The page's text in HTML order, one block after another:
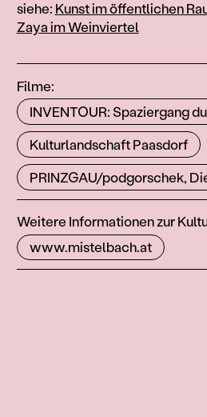
siehe: Kunst im öffentlichen
Zaya im Weinviertel
Filme:
Kulturlandschaft Paasdorf
Weitere Informationen zur
www.mistelbach.at